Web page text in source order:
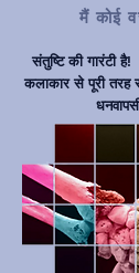
मैं कोई
संतुष्टि की गारंटी है!
कलाकार से पूरी तरह